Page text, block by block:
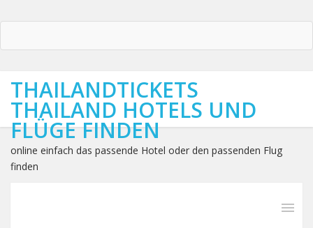
THAILANDTICKETS
THAILAND HOTELS UND
FLÜGE FINDEN
online einfach das passende Hotel oder den passenden Flug
finden